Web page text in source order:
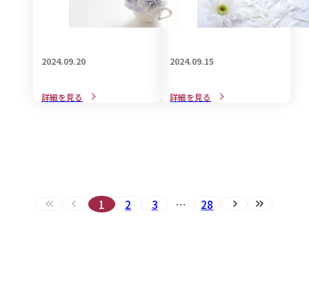
2024.09.20
意外と知らない「喪中と忌
詳細を見る
2024.09.15
近年、話題のご遺族に対す
詳細を見る
最初へ（現在のページ）
前へ（現在のページ）
1 2 3 … 28 次へ 最後へ